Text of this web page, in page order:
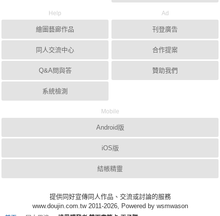
Help
繪圖藝廊作品
同人交流中心
Q&A問與答
系統檢測
Ad
刊登廣告
合作提案
贊助我們
Mobile
Android版
iOS版
結帳精靈
提供同好宣傳同人作品、交流或討論的服務
www.doujin.com.tw 2011-2026, Powered by wsmwason